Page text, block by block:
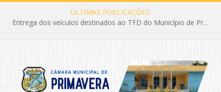
ÚLTIMAS PUBLICAÇÕES:
Entrega dos veículos destinados ao TFD do Município de Primavera